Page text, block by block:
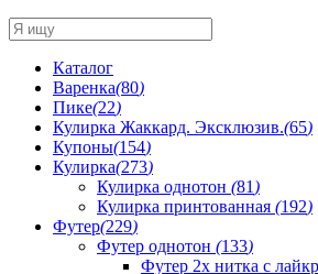
Каталог
Варенка(80)
Пике(22)
Кулирка Жаккард. Эксклюзив.(65)
Купоны(154)
Кулирка(273)
Кулирка однотон (81 )
Кулирка принтованная (192)
Футер(229)
Футер однотон (133)
Футер 2х нитка с